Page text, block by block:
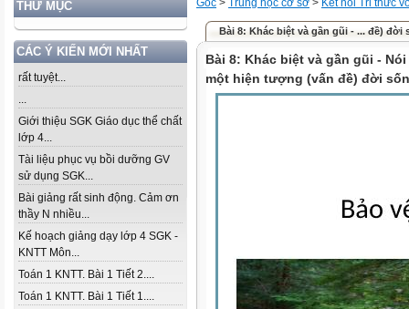
THƯ MỤC
CÁC Ý KIẾN MỚI NHẤT
rất tuyệt...
...
Giới thiệu SGK Giáo dục thể chất
lớp 4...
Tài liệu phục vụ bồi dưỡng GV
sử dụng SGK...
Bài giảng rất sinh động. Cảm ơn
thầy N nhiều...
Kế hoạch giảng dạy lớp 4 SGK -
KNTT Môn...
Toán 1 KNTT. Bài 1 Tiết 2....
Toán 1 KNTT. Bài 1 Tiết 1....
Gốc > Trung học cơ sở > Kết nối Tri thức
Bài 8: Khác biệt và gần gũi - ... đề) đời
Bài 8: Khác biệt và gần gũi -
một hiện tượng (vấn đề) đời